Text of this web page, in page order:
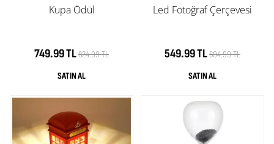
Kupa Ödül
749.99 TL824.99 TL
Led Fotoğraf Çerçevesi
549.99 TL604.99 TL